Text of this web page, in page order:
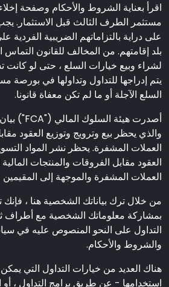
اقرأ بعناية الشروط والأحكام وصفحة
مستثمر الطرف الثالث قبل الاستثمار.
على دراية بالتزاماتهم الضريبية
بلد إقامتهم. من المخالف للقانون التماس
لشراء وبيع خيارات السلع ، حتى لو كانت
يتم إدراجها للتداول وتداولها في بورصة
السلع الآجلة أو ما لم تكن معفاة قانونا.
والذي يحظر بيع وترويج وتوزيع العقود
العملات المشفرة. يحظر نشر المواد
العقود مقابل الفروقات والمنتجات
العملات المشفرة والموجهة إلى
من خلال ترك بياناتك الشخصية هنا ، فإنك
بمشاركة معلوماتك الشخصية مع أطراف
التداول على النحو المنصوص عليه في
والشروط والأحكام.
هناك العديد من خيارات التداول التي
استخدامها - عن طريق برامج التداول ،